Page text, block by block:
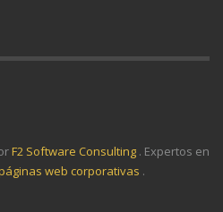
F2 Software Consulting . Expertos en
web corporativas .